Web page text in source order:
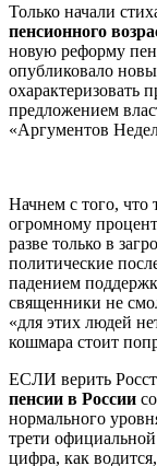
Только начали
пенсионного
новую реформу
опубликовало
охарактеризовать
предложением
«Аргументов
Начнем с того, что
огромному
разве только в
политические
падением
священники не
«для этих людей
кошмара стоит
ЕСЛИ верить
пенсии в России
нормального
трети
цифра, как